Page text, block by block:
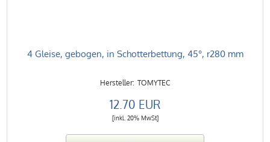
4 Gleise, gebogen, in Schotterbettung, 45°, r280 mm
TOMYTEC
12.70 EUR
[inkl. 20% MwSt]